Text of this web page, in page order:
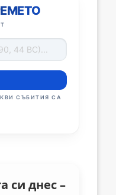
СЪБИТИЯ СА
си днес –